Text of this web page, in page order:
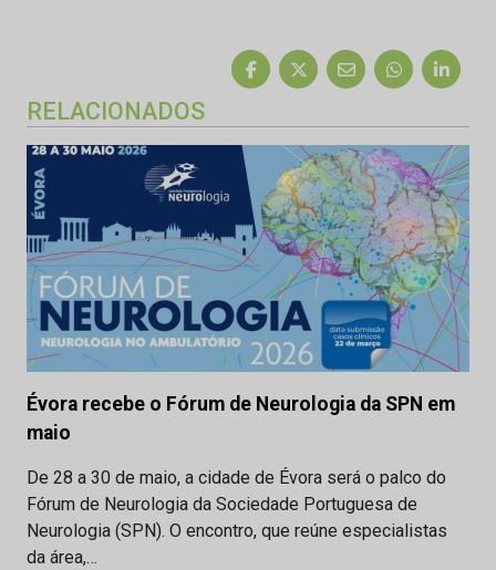
RELACIONADOS
Évora recebe o Fórum de Neurologia da SPN em
maio
De 28 a 30 de maio, a cidade de Évora será o palco do
Fórum de Neurologia da Sociedade Portuguesa de
Neurologia (SPN). O encontro, que reúne especialistas
da área,…